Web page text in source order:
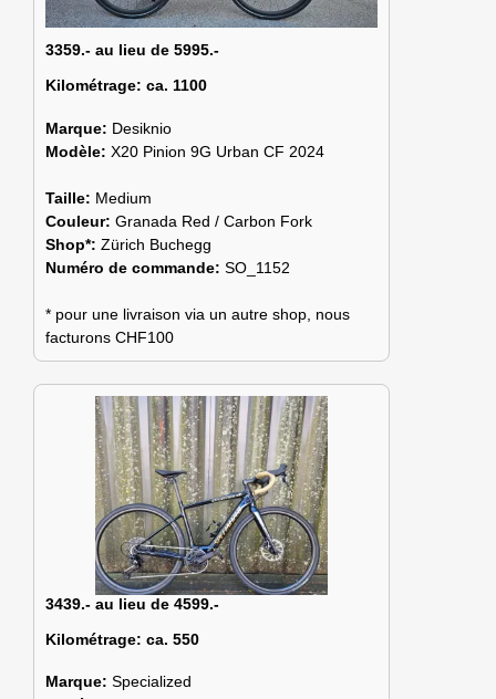
3359.- au lieu de 5995.-
Kilométrage: ca. 1100
Marque: Desiknio
Modèle: X20 Pinion 9G Urban CF 2024
Taille: Medium
Couleur: Granada Red / Carbon Fork
Shop*: Zürich Buchegg
Numéro de commande: SO_1152
* pour une livraison via un autre shop, nous
facturons CHF100
3439.- au lieu de 4599.-
Kilométrage: ca. 550
Marque: Specialized